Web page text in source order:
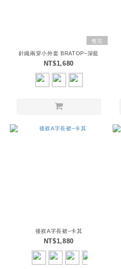
售完
針織兩穿小外套 BRATOP–深藍
NT$1,680
後衩A字長裙–卡其
NT$1,880